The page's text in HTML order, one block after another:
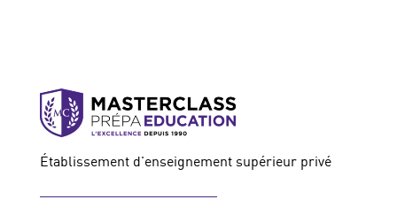
Établissement d'enseignement supérieur privé